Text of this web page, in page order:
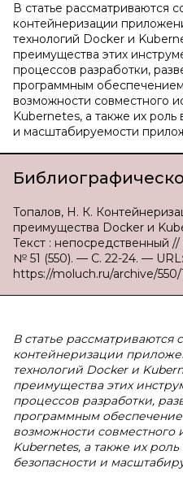
В статье рассматриваются
контейнеризации
технологий Docker и
преимущества этих
процессов разработки,
программным
возможности совместного
Kubernetes, а также их
и масштабируемости
Топалов, Н. К.
преимущества Docker и
Текст : непосредственный
№ 51 (550). — С. 22-24. — URL:
https://moluch.ru/archive/550/
В статье
контейнеризации
технологий Docker и
преимущества этих
процессов разработки,
программным
возможности совместного
Kubernetes, а также их
безопасности и